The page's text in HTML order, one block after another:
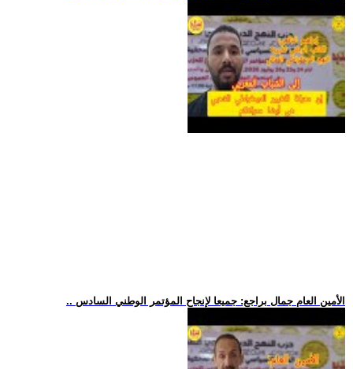
.. الأمين العام جمال براجع: جميعا لإنجاح المؤتمر الوطني السادس